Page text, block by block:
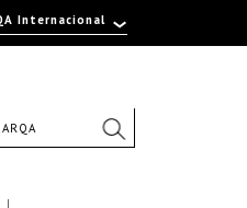
Internacional